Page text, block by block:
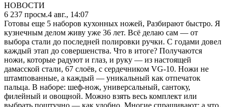
НОВОСТИ
6 237 просм.4 авг., 14:07
Готовы еще 5 наборов кухонных ножей, Разбирают быстро. Я
кузнечным делом живу уже 36 лет. Всё делаю сам — от
выбора стали до последней полировки ручки. С годами довел
каждый этап до совершенства. Что в итоге? Получаются
ножи, которые радуют и глаз, и руку — из настоящей
дамасской стали, 67 слоёв, с сердечником VG-10. Ножи не
штампованные, а каждый — уникальный как отпечаток
пальца. В наборе: шеф-нож, универсальный, сантоку,
филейный и овощной. Можно взять весь комплект или
выбрать поштучно — как удобно. Многие спрашивают: а что,